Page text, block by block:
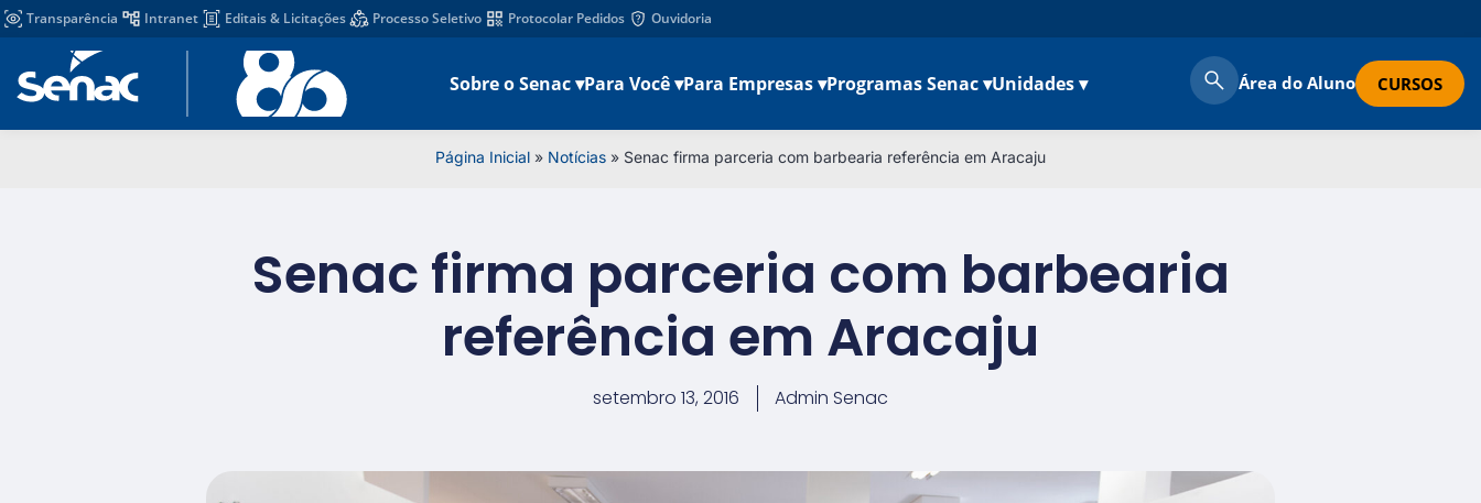
Transparência Intranet Editais & Licitações Processo Seletivo Protocolar Pedidos Ouvidoria
Sobre o Senac ▾Para Você ▾Para Empresas ▾Programas Senac ▾Unidades ▾ Área do Aluno CURSOS
Página Inicial » Notícias » Senac firma parceria com barbearia referência em Aracaju
Senac firma parceria com barbearia
referência em Aracaju
setembro 13, 2016 Admin Senac